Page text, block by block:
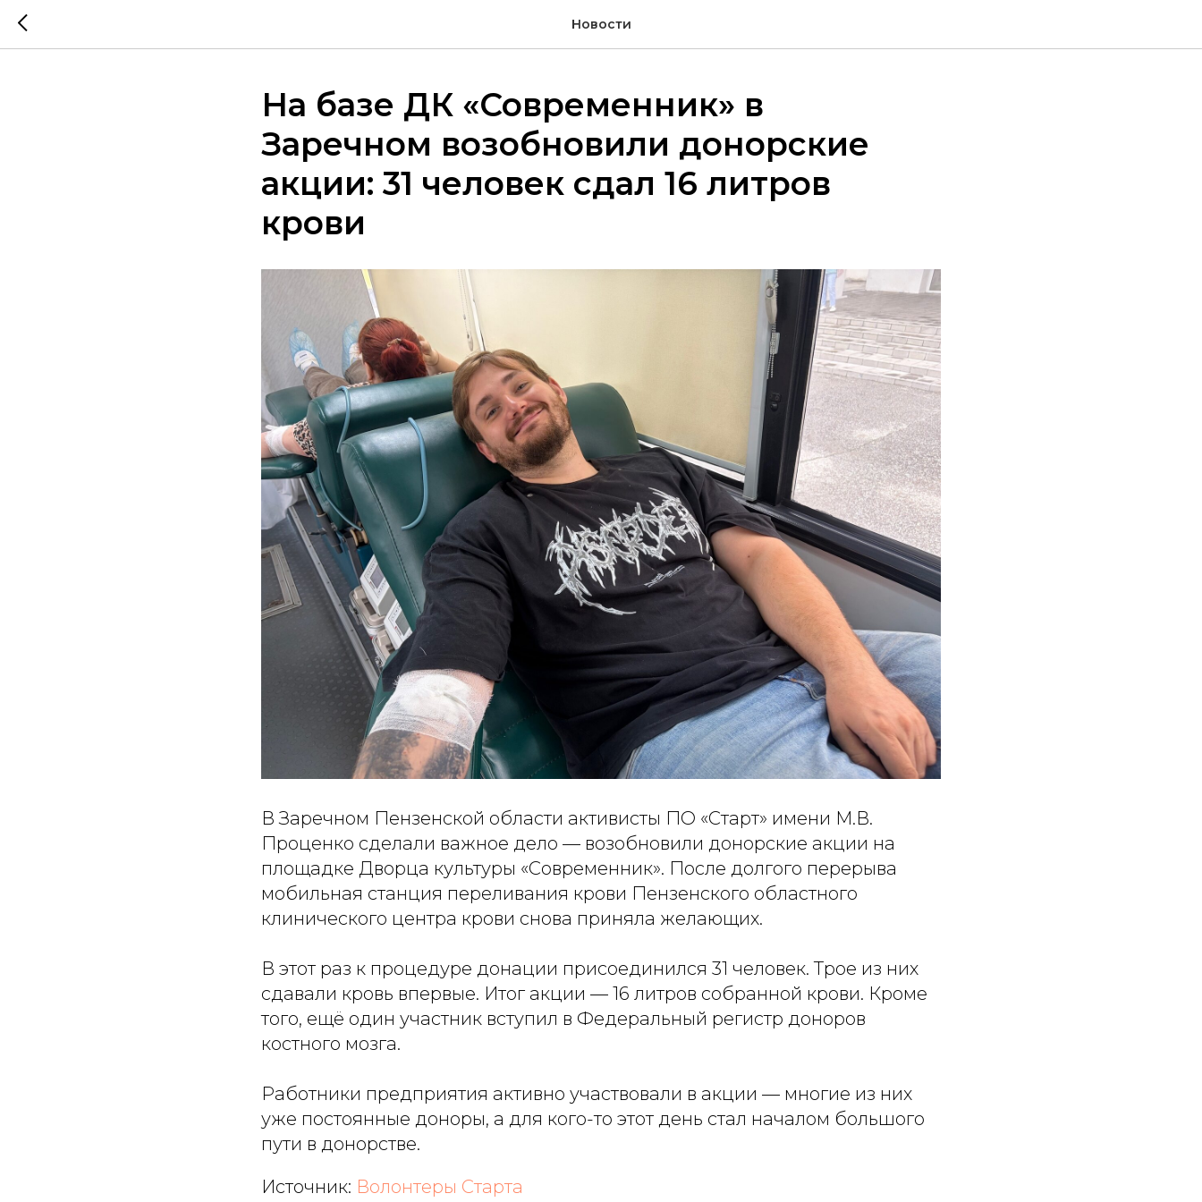
Новости
На базе ДК «Современник» в
Заречном возобновили донорские
акции: 31 человек сдал 16 литров
крови
В Заречном Пензенской области активисты ПО «Старт» имени М.В.
Проценко сделали важное дело — возобновили донорские акции на
площадке Дворца культуры «Современник». После долгого перерыва
мобильная станция переливания крови Пензенского областного
клинического центра крови снова приняла желающих.
В этот раз к процедуре донации присоединился 31 человек. Трое из них
сдавали кровь впервые. Итог акции — 16 литров собранной крови. Кроме
того, ещё один участник вступил в Федеральный регистр доноров
костного мозга.
Работники предприятия активно участвовали в акции — многие из них
уже постоянные доноры, а для кого-то этот день стал началом большого
пути в донорстве.
Источник: Волонтеры Старта